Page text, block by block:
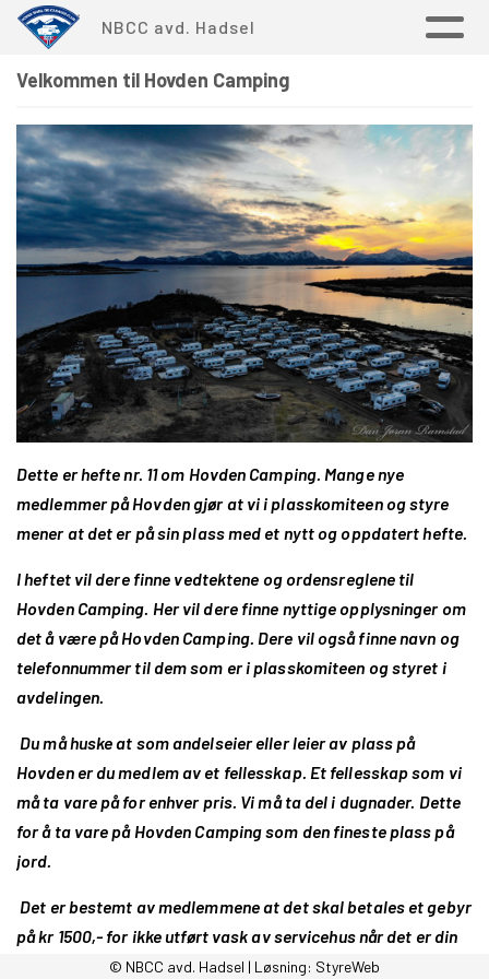
NBCC avd. Hadsel
Velkommen til Hovden Camping
Dette er hefte nr. 11 om Hovden Camping. Mange nye
medlemmer på Hovden gjør at vi i plasskomiteen og styre
mener at det er på sin plass med et nytt og oppdatert hefte.
I heftet vil dere finne vedtektene og ordensreglene til
Hovden Camping. Her vil dere finne nyttige opplysninger om
det å være på Hovden Camping. Dere vil også finne navn og
telefonnummer til dem som er i plasskomiteen og styret i
avdelingen.
Du må huske at som andelseier eller leier av plass på
Hovden er du medlem av et fellesskap. Et fellesskap som vi
må ta vare på for enhver pris. Vi må ta del i dugnader. Dette
for å ta vare på Hovden Camping som den fineste plass på
jord.
Det er bestemt av medlemmene at det skal betales et gebyr
på kr 1500,- for ikke utført vask av servicehus når det er din
tur. Vaskelista henger på huset. Det skal også være et
© NBCC avd. Hadsel | Løsning: StyreWeb